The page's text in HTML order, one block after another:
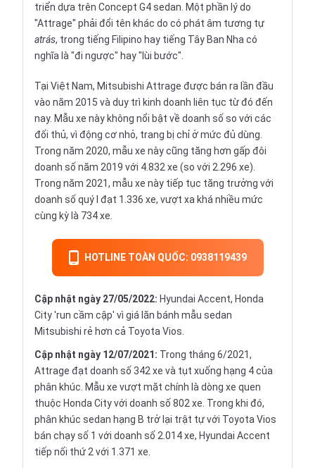
triển dựa trên Concept G4 sedan. Một phần lý do
"Attrage" phải đổi tên khác do có phát âm tương tự
atrás, trong tiếng Filipino hay tiếng Tây Ban Nha có
nghĩa là "đi ngược" hay "lùi bước".
Tại Việt Nam, Mitsubishi Attrage được bán ra lần đầu
vào năm 2015 và duy trì kinh doanh liên tục từ đó đến
nay. Mẫu xe này không nổi bật về doanh số so với các
đối thủ, vì động cơ nhỏ, trang bị chỉ ở mức đủ dùng.
Trong năm 2020, mẫu xe này cũng tăng hơn gấp đôi
doanh số năm 2019 với 4.832 xe (so với 2.296 xe).
Trong năm 2021, mẫu xe này tiếp tục tăng trưởng với
doanh số quý I đạt 1.336 xe, vượt xa khá nhiều mức
cùng kỳ là 734 xe.
HOTLINE TOÀN QUỐC: 0938119439
Cập nhật ngày 27/05/2022: Hyundai Accent, Honda
City 'run cầm cập' vì giá lăn bánh mẫu sedan
Mitsubishi rẻ hơn cả Toyota Vios.
Cập nhật ngày 12/07/2021: Trong tháng 6/2021,
Attrage đạt doanh số 342 xe và tụt xuống hạng 4 của
phân khúc. Mẫu xe vượt mặt chính là dòng xe quen
thuộc Honda City với doanh số 802 xe. Trong khi đó,
phân khúc sedan hạng B trở lại trật tự với Toyota Vios
bán chạy số 1 với doanh số 2.014 xe, Hyundai Accent
tiếp nối thứ 2 với 1.371 xe.